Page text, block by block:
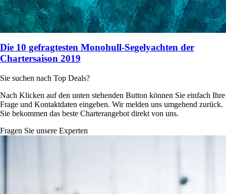
Die 10 gefragtesten Monohull-Segelyachten der
Chartersaison 2019
Sie suchen nach Top Deals?
Nach Klicken auf den unten stehenden Button können Sie einfach Ihre
Frage und Kontaktdaten eingeben. Wir melden uns umgehend zurück.
Sie bekommen das beste Charterangebot direkt von uns.
Fragen Sie unsere Experten